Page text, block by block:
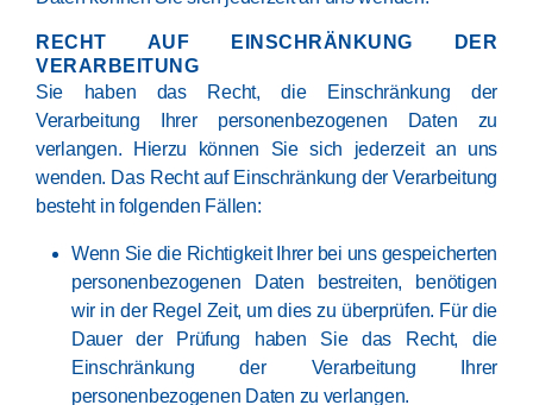
RECHT AUF EINSCHRÄNKUNG DER
VERARBEITUNG
Sie haben das Recht, die Einschränkung der
Verarbeitung Ihrer personenbezogenen Daten zu
verlangen. Hierzu können Sie sich jederzeit an uns
wenden. Das Recht auf Einschränkung der Verarbeitung
besteht in folgenden Fällen:
Wenn Sie die Richtigkeit Ihrer bei uns gespeicherten
personenbezogenen Daten bestreiten, benötigen
wir in der Regel Zeit, um dies zu überprüfen. Für die
Dauer der Prüfung haben Sie das Recht, die
Einschränkung der Verarbeitung Ihrer
personenbezogenen Daten zu verlangen.